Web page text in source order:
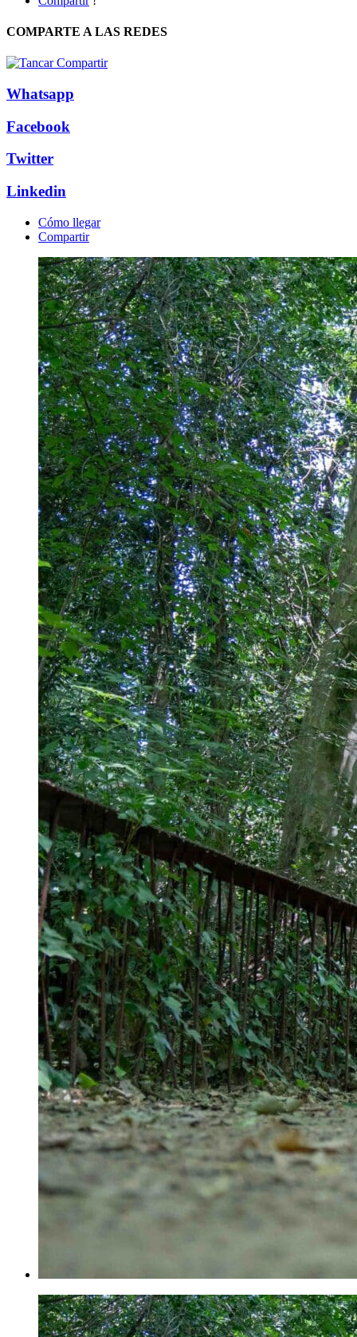
COMPARTE A LAS REDES
Whatsapp
Facebook
Twitter
Linkedin
Cómo llegar
Compartir